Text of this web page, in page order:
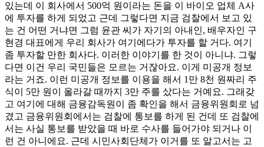
있는데 이 회사에서 500억 원이라는 돈을 이 바이오 업체 A사
에 투자를 하게 되었고 근데 그렇다면 지금 검찰에서 보고 있
는 건 어떤 거냐면 그럼 윤관 씨가 자기의 아내인, 배우자인 구
현경 대표에게 우리 회사가 여기에다가 투자를 할 거다. 여기
좀 투자할 만한 회사다. 이러한 이야기를 한 것이 아니냐. 그렇
다면 이건 우리 국민들은 모르는 거잖아요. 이게 미공개 정보
라는 거죠. 이런 미공개 정보를 이용을 해서 1만 8천 원짜리 주
식이 5만 원이 올라갈 때까지 3만 주를 샀다는 거예요. 그래갖
고 여기에 대해 금융감독원이 좀 확인을 해서 금융위원회로 넘
겼고 금융위원회에서는 검찰에 통보를 하게 된 건데 또 검찰에
서는 사실 통보를 받았을 때 바로 수사를 들어가야 되거나 이
런 건 아니에요. 근데 시민사회단체가 이거를 또 알고서는 고